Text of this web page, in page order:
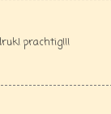
prachtig!!!